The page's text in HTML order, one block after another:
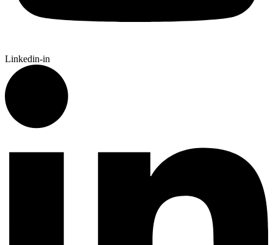
Linkedin-in